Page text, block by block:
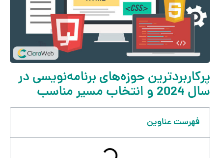
پرکاربردترین حوزه‌های برنامه‌نویسی در
سال 2024 و انتخاب مسیر مناسب
فهرست عناوین